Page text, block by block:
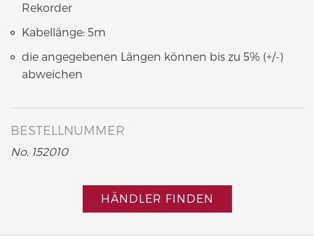
Rekorder
Kabellänge: 5m
die angegebenen Längen können bis zu 5% (+/-)
abweichen
BESTELLNUMMER
No. 152010
HÄNDLER FINDEN